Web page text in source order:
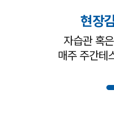
현장
자습관 혹
매주 주간테